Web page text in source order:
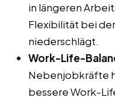
in längeren
Flexibilität bei
niederschlägt.
Work-Life-
Nebenjobkräfte
bessere Work-